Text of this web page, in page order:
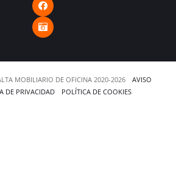
MOBILIARIO DE OFICINA 2020-2026
AVISO
DE PRIVACIDAD POLÍTICA DE COOKIES